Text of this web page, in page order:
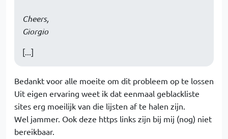
Cheers,
Giorgio
[...]
Bedankt voor alle moeite om dit probleem op te lossen
Uit eigen ervaring weet ik dat eenmaal geblackliste
sites erg moeilijk van die lijsten af te halen zijn.
Wel jammer. Ook deze https links zijn bij mij (nog) niet
bereikbaar.